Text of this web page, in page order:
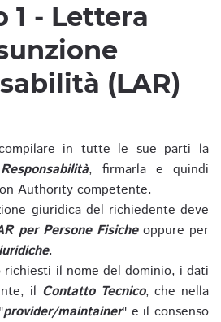
1 - Lettera
(LAR)
in tutte le sue parti la
, firmarla e quindi
Authority competente.
giuridica del richiedente deve
per Persone Fisicheoppure per
.
richiesti il nome del dominio, i dati
il Contatto Tecnico, che nella
provider/maintainer" e il consenso